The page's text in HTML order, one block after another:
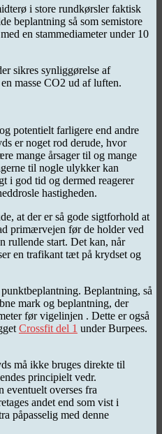
i store rundkørsler faktisk
beplantning så som semistore
en stammediameter under 10
sikres synliggørelse af
masse CO2 ud af luften.
potentielt farligere end andre
er noget rod derude, hvor
mange årsager til og mange
til nogle ulykker kan
i god tid og dermed reagerer
hastigheden.
at der er så gode sigtforhold at
primærvejen før de holder ved
rullende start. Det kan, når
en trafikant tæt på krydset og
Beplantning, så
mark og beplantning, der
før vigelinjen . Dette er også
Crossfit del 1 under Burpees.
må ikke bruges direkte til
principielt vedr.
eventuelt overses fra
andet end som vist i
påpasselig med denne